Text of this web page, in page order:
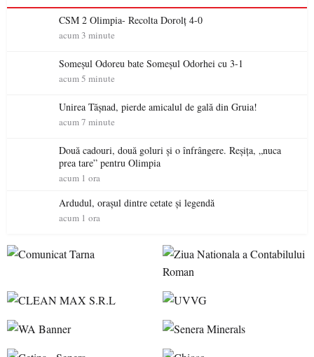
CSM 2 Olimpia- Recolta Dorolț 4-0
acum 3 minute
Someșul Odoreu bate Someșul Odorhei cu 3-1
acum 5 minute
Unirea Tășnad, pierde amicalul de gală din Gruia!
acum 7 minute
Două cadouri, două goluri și o înfrângere. Reșița, „nuca
prea tare” pentru Olimpia
acum 1 ora
Ardudul, orașul dintre cetate și legendă
acum 1 ora